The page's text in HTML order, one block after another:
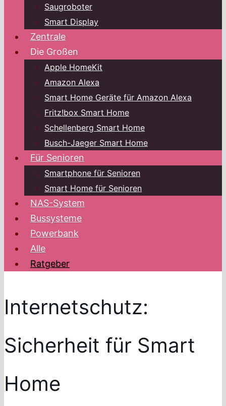
Saugroboter
Smart Display
Zentrale
Die Großen
Apple HomeKit
Amazon Alexa
Smart Home Geräte für Amazon Alexa
Fritz!box Smart Home
Schellenberg Smart Home
Busch-Jaeger Smart Home
Für Senioren
Smartphone für Senioren
Smart Home für Senioren
NAS-System
Bussysteme
Powerbank
Alle
Ratgeber
Internetschutz:
Sicherheit für Smart
Home